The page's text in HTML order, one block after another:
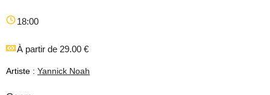
18:00
À partir de 29.00 €
Artiste : Yannick Noah